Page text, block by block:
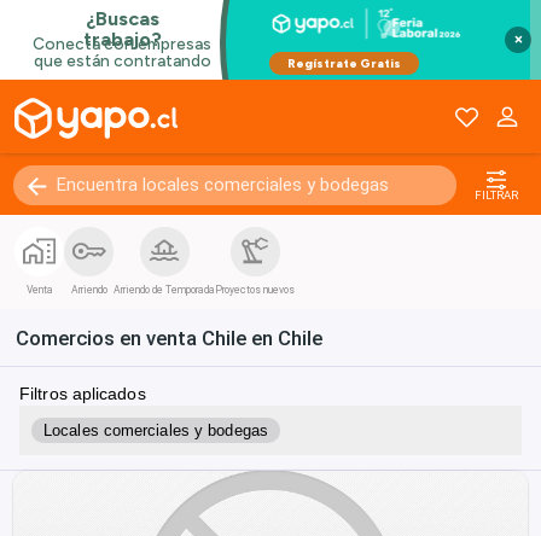
×
FILTRAR
Venta Arriendo Arriendo de Temporada Proyectos nuevos
Comercios en venta Chile en Chile
Filtros aplicados
Locales comerciales y bodegas